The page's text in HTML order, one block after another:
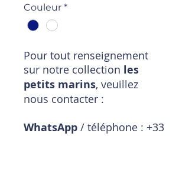
Couleur *
Pour tout renseignement
sur notre collection les
petits marins, veuillez
nous contacter :
WhatsApp / téléphone : +33